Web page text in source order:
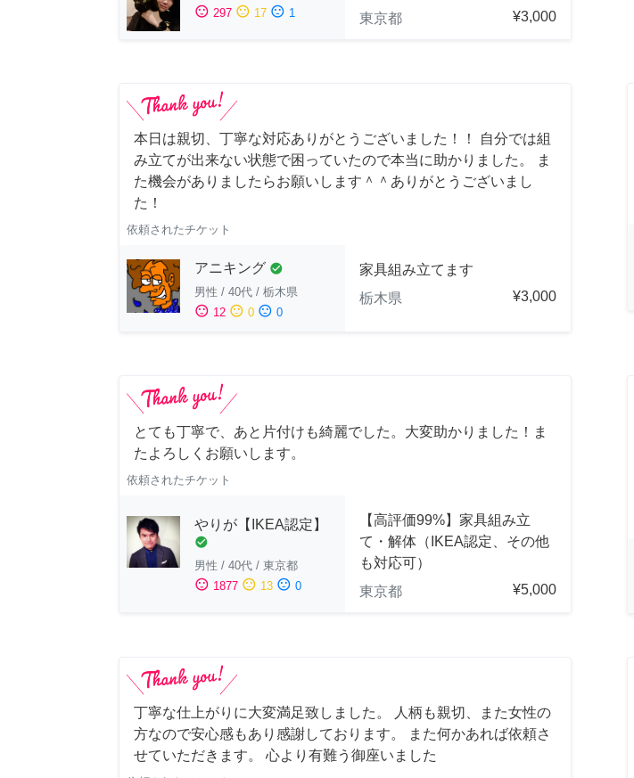
sentiment_satisfied 297 sentiment_neutral 17 sentiment_dissatisfied 1
東京都
¥3,000
本日は親切、丁寧な対応ありがとうございました！！ 自分では組
み立てが出来ない状態で困っていたので本当に助かりました。 ま
た機会がありましたらお願いします＾＾ありがとうございまし
た！
依頼されたチケット
アニキング check_circle
男性 / 40代 / 栃木県
sentiment_satisfied 12 sentiment_neutral 0 sentiment_dissatisfied 0
家具組み立てます
栃木県
¥3,000
とても丁寧で、あと片付けも綺麗でした。大変助かりました！ま
たよろしくお願いします。
依頼されたチケット
やりが【IKEA認定】
check_circle
男性 / 40代 / 東京都
sentiment_satisfied 1877 sentiment_neutral 13 sentiment_dissatisfied 0
【高評価99%】家具組み立
て・解体（IKEA認定、その他
も対応可）
東京都
¥5,000
丁寧な仕上がりに大変満足致しました。 人柄も親切、また女性の
方なので安心感もあり感謝しております。 また何かあれば依頼さ
せていただきます。 心より有難う御座いました